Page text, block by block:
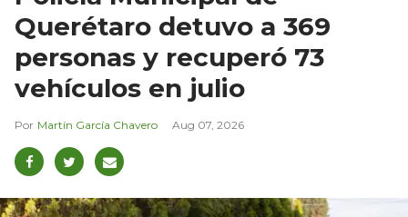
Querétaro detuvo a 369
personas y recuperó 73
vehículos en julio
Martín García Chavero Aug 07, 2026